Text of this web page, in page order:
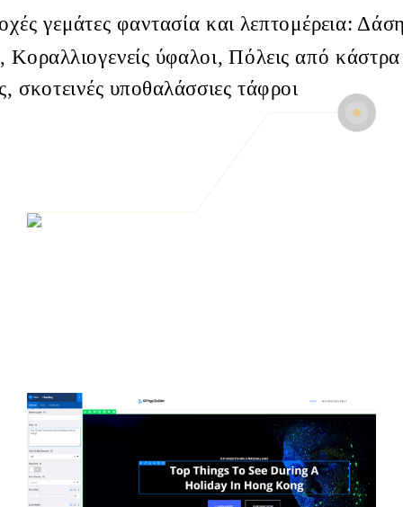
γεμάτες φαντασία και λεπτομέρεια:
Κοραλλιογενείς ύφαλοι, Πόλεις από
σκοτεινές υποθαλάσσιες τάφροι